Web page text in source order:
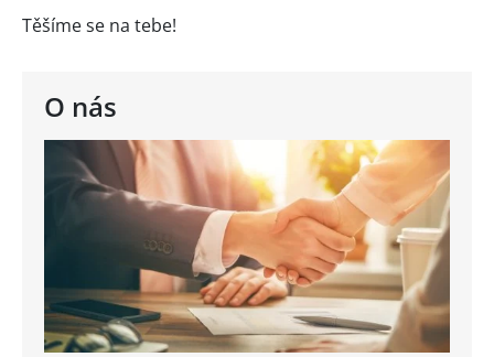
O nás
Těšíme se na tebe!